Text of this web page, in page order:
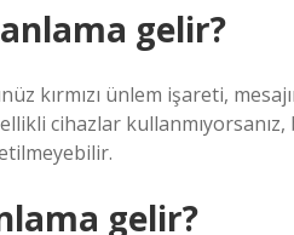
gelir?
kırmızı ünlem işareti,
cihazlar kullanmıyorsanız,
gelir?